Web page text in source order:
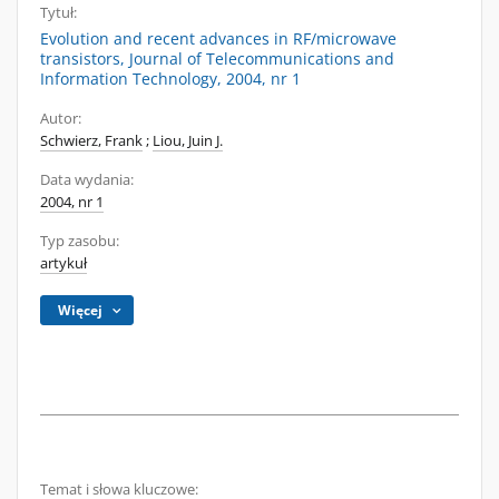
Tytuł:
Evolution and recent advances in RF/microwave
transistors, Journal of Telecommunications and
Information Technology, 2004, nr 1
Autor:
Schwierz, Frank; Liou, Juin J.
Data wydania:
2004, nr 1
Typ zasobu:
artykuł
Więcej
Temat i słowa kluczowe: